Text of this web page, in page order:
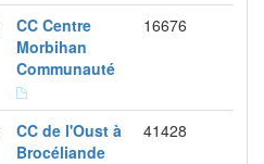
CC Centre
Morbihan
Communauté
16676
CC de l'Oust à
Brocéliande
41428